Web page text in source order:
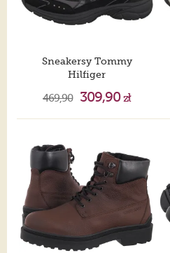
Sneakersy Tommy
Hilfiger
469,90 309,90zł